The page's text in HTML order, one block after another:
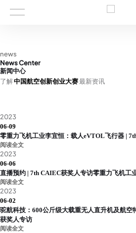
news
News Center
新闻中心
了解中国航空创新创业大赛最新资讯
2023
06-09
零重力飞机工业李宜恒：载人eVTOL飞行器 |
阅读全文
2023
06-06
直播预约 | 7th CAIEC获奖人专访零重力飞机工
阅读全文
2023
06-02
驼航科技：600公斤级大载重无人直升机及航空
获奖人专访
阅读全文